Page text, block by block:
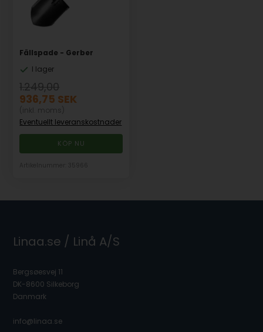
Fällspade - Gerber
I lager
1.249,00
936,75 SEK
Eventuellt leveranskostnader
Linaa.se / Linå A/S
Bergsøesvej 11
DK-8600 Silkeborg
Danmark
info@linaa.se